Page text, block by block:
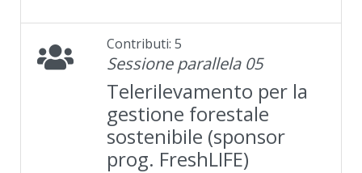
Contributi: 5
Sessione parallela 05
Telerilevamento per la
gestione forestale
sostenibile (sponsor
prog. FreshLIFE)